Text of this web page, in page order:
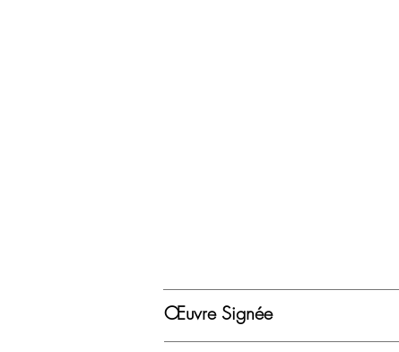
Œuvre Signée